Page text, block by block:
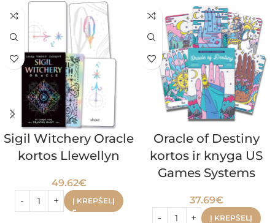
Sigil Witchery Oracle
kortos Llewellyn
49.62€
Į KREPŠELĮ
Oracle of Destiny
kortos ir knyga US
Games Systems
37.69€
Į KREPŠELĮ